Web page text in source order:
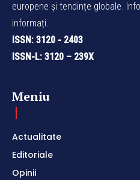
europene și tendințe globale.
informați.
ISSN: 3120 - 2403
ISSN-L: 3120 – 239X
Meniu
Actualitate
Editoriale
Opinii